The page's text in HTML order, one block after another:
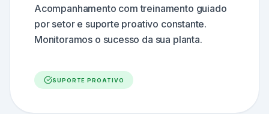
Acompanhamento com treinamento guiado
por setor e suporte proativo constante.
Monitoramos o sucesso da sua planta.
SUPORTE PROATIVO